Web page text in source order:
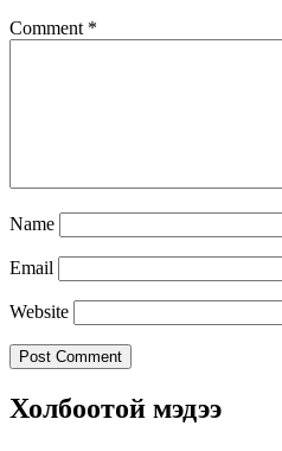
Comment *
Name
Email
Website
Холбоотой мэдээ